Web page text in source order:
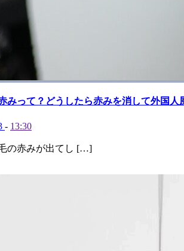
みって？どうしたら赤みを消して外国人
- 13:30
の赤みが出てし […]